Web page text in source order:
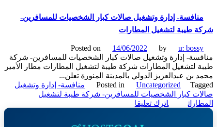
إدارة وتشغيل صالات كبار الشخصيات للمسافرين-
طيبة لتشغيل المطارات
Posted on 14/06/2022 by
u:
إدارة وتشغيل صالات كبار الشخصيات للمسافرين- شركة
لتشغيل المطارات شركة طيبة لتشغيل المطارات مطار الأمير
بن عبدالعزيز الدولي بالمدينة المنورة تعلن...
Posted in
Uncategorized
منافسة- إدارة وتشغيل
كبار الشخصيات للمسافرين- شركة طيبة لتشغيل
اترك تعليقاon